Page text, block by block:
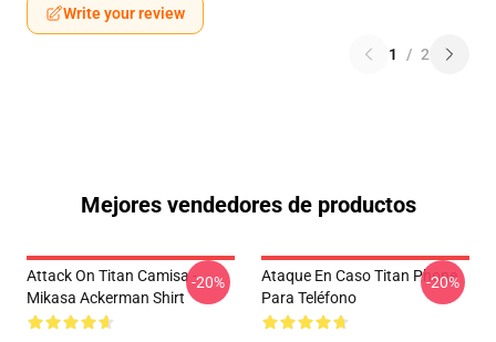
Write your review
1 / 2
Mejores vendedores de productos
Attack On Titan Camisa -
Mikasa Ackerman Shirt
-20%
Ataque En Caso Titan Phone
Para Teléfono
-20%